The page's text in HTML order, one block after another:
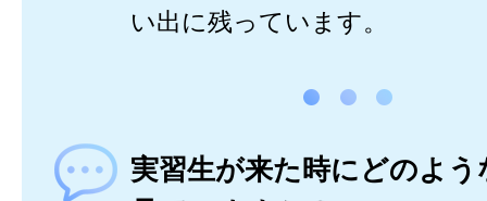
い出に残っています。
実習生が来た時にどのよ